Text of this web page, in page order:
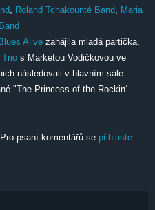
Roland Tchakounté Band
Maria
Blues Alive zahájila mladá partička,
Trio s Markétou Vodičkovou ve
následovali v hlavním sále
"The Princess of the Rockin´
Pro psaní komentářů se přihlaste.